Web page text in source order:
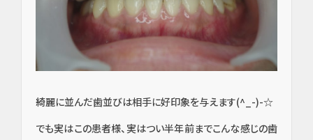
綺麗に並んだ歯並びは相手に好印象を与えます(^_-)-☆
でも実はこの患者様、実はつい半年前までこんな感じの歯